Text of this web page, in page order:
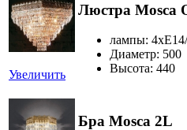
Увеличить
Люстра Mosca
лампы:
Диаметр: 500
Высота: 440
Бра Mosca 2L